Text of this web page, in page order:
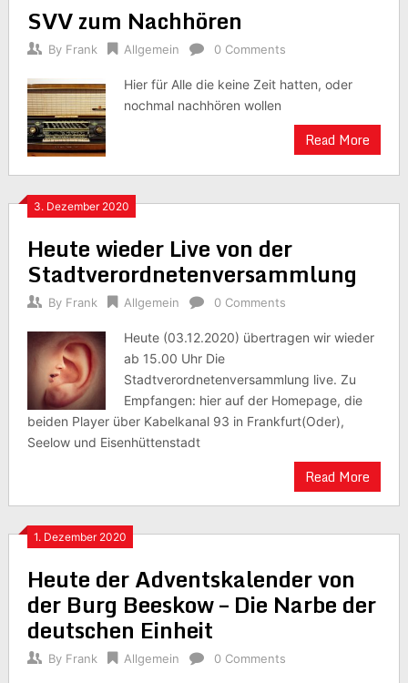
SVV zum Nachhören
By Frank Allgemein 0 Comments
Hier für Alle die keine Zeit hatten, oder
nochmal nachhören wollen
Read More
3. Dezember 2020
Heute wieder Live von der
Stadtverordnetenversammlung
By Frank Allgemein 0 Comments
Heute (03.12.2020) übertragen wir wieder
ab 15.00 Uhr Die
Stadtverordnetenversammlung live. Zu
Empfangen: hier auf der Homepage, die
beiden Player über Kabelkanal 93 in Frankfurt(Oder),
Seelow und Eisenhüttenstadt
Read More
1. Dezember 2020
Heute der Adventskalender von
der Burg Beeskow – Die Narbe der
deutschen Einheit
By Frank Allgemein 0 Comments